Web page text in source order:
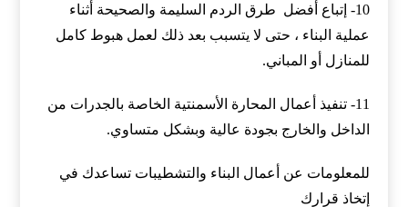
10- إتباع أفضل طرق الردم السليمة والصحيحة أثناء
عملية البناء ، حتى لا يتسبب بعد ذلك لعمل هبوط كامل
للمنازل أو المباني.
11- تنفيذ أعمال المحارة الأسمنتية الخاصة بالجدرات من
الداخل والخارج بجودة عالية وبشكل متساوي.
للمعلومات عن أعمال البناء والتشطيبات تساعدك في
إتخاذ قرارك